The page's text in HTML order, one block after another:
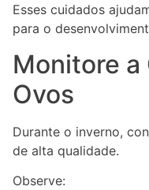
Esses cuidados
para o
Monitore a
Ovos
Durante o inverno,
de alta qualidade.
Observe: